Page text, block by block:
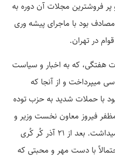
پر فروش­ترین مجلات آن دوره به
بود با ماجرای پیشه وری
در تهران.
هفتگی، که به اخبار و سیاست
می­پرداخت و از آنجا که
حملات شدید به حزب توده
فیروز معاون نخست وزیر و
فرقه­ ای­ها، بازارش را گرم نگه می­داشت. بعد از 21 آذر کُر کُری
با دست مهر و محبتی که